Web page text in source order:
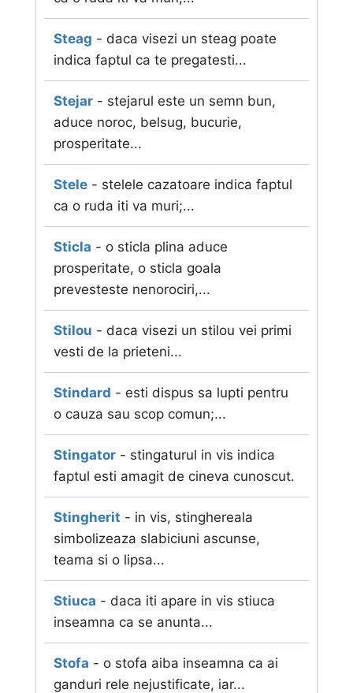
Steag - daca visezi un steag poate
indica faptul ca te pregatesti...
Stejar - stejarul este un semn bun,
aduce noroc, belsug, bucurie,
prosperitate...
Stele - stelele cazatoare indica faptul
ca o ruda iti va muri;...
Sticla - o sticla plina aduce
prosperitate, o sticla goala
prevesteste nenorociri,...
Stilou - daca visezi un stilou vei primi
vesti de la prieteni...
Stindard - esti dispus sa lupti pentru
o cauza sau scop comun;...
Stingator - stingaturul in vis indica
faptul esti amagit de cineva cunoscut.
Stingherit - in vis, stinghereala
simbolizeaza slabiciuni ascunse,
teama si o lipsa...
Stiuca - daca iti apare in vis stiuca
inseamna ca se anunta...
Stofa - o stofa aiba inseamna ca ai
ganduri rele nejustificate, iar...